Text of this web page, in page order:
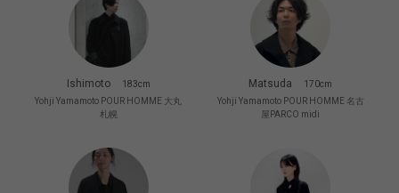
Ishimoto
183cm
Yohji Yamamoto POUR HOMME 大丸
札幌
Matsuda
170cm
Yohji Yamamoto POUR HOMME 名古
屋PARCO midi